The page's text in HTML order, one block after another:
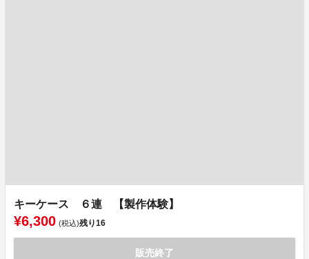
キーケース ６連 【製作体験】
¥6,300 (税込)残り16
販売終了